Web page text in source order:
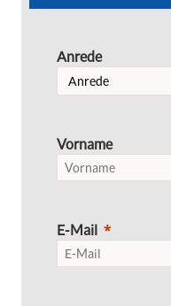
Anrede
Vorname
E-Mail